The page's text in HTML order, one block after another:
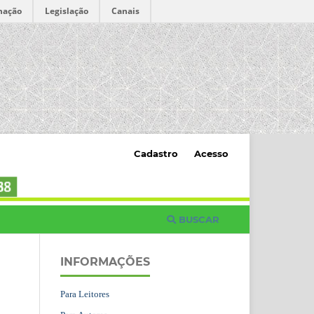
Legislação Canais
BUSCAR
Cadastro Acesso
INFORMAÇÕES
Para Leitores